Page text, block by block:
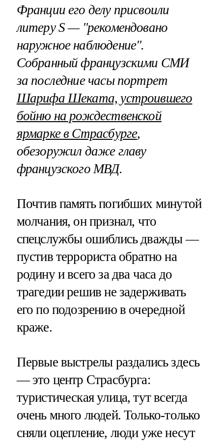
Франции его делу присвоили
литеру S — "рекомендовано
наружное наблюдение".
Собранный французскими СМИ
за последние часы портрет
Шарифа Шеката, устроившего
бойню на рождественской
ярмарке в Страсбурге,
обезоружил даже главу
французского МВД.
Почтив память погибших минутой
молчания, он признал, что
спецслужбы ошиблись дважды —
пустив террориста обратно на
родину и всего за два часа до
трагедии решив не задерживать
его по подозрению в очередной
краже.
Первые выстрелы раздались здесь
— это центр Страсбурга:
туристическая улица, тут всегда
очень много людей. Только-только
сняли оцепление, люди уже несут